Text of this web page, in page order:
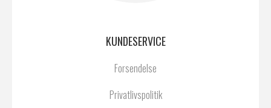
KUNDESERVICE
Forsendelse
Privatlivspolitik